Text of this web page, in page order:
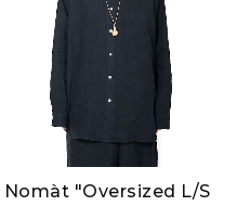
Nomàt "Oversized L/S